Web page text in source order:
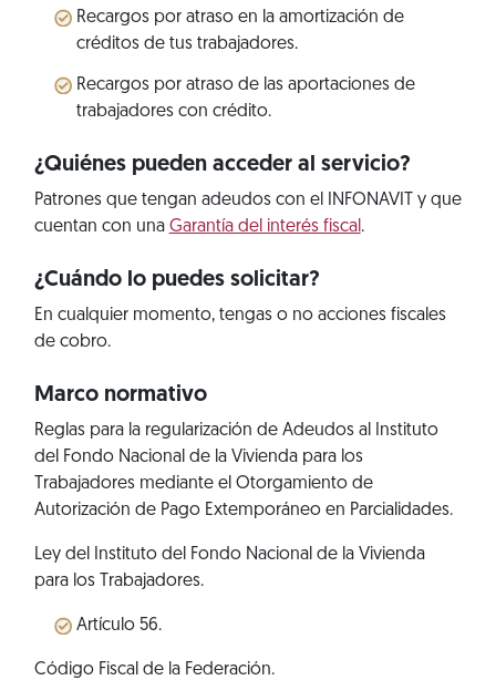
Recargos por atraso en la amortización de
créditos de tus trabajadores.
Recargos por atraso de las aportaciones de
trabajadores con crédito.
¿Quiénes pueden acceder al servicio?
Patrones que tengan adeudos con el INFONAVIT y que
cuentan con una Garantía del interés fiscal .
¿Cuándo lo puedes solicitar?
En cualquier momento, tengas o no acciones fiscales
de cobro.
Marco normativo
Reglas para la regularización de Adeudos al Instituto
del Fondo Nacional de la Vivienda para los
Trabajadores mediante el Otorgamiento de
Autorización de Pago Extemporáneo en Parcialidades.
Ley del Instituto del Fondo Nacional de la Vivienda
para los Trabajadores.
Artículo 56.
Código Fiscal de la Federación.